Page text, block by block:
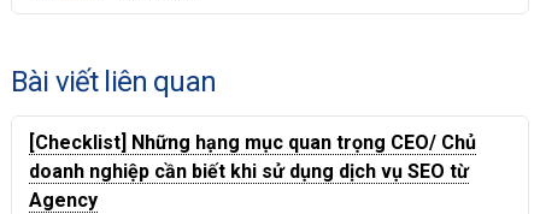
Bài viết liên quan
[Checklist] Những hạng mục quan trọng CEO/ Chủ
doanh nghiệp cần biết khi sử dụng dịch vụ SEO từ
Agency